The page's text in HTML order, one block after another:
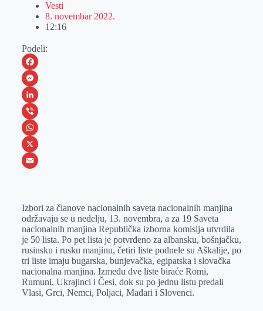
Vesti
8. novembar 2022.
12:16
Podeli:
F
a
c
e
b
o
M
e
s
s
e
e
r
L
i
n
k
I
n
V
i
b
W
h
s
A
p
p
X
a
i
l
Izbori za članove nacionalnih saveta nacionalnih manjina
održavaju se u nedelju, 13. novembra, a za 19 Saveta
nacionalnih manjina Republička izborna komisija utvrdila
je 50 lista. Po pet lista je potvrđeno za albansku, bošnjačku,
rusinsku i rusku manjinu, četiri liste podnele su Aškalije, po
tri liste imaju bugarska, bunjevačka, egipatska i slovačka
nacionalna manjina. Između dve liste biraće Romi,
Rumuni, Ukrajinci i Česi, dok su po jednu listu predali
Vlasi, Grci, Nemci, Poljaci, Mađari i Slovenci.